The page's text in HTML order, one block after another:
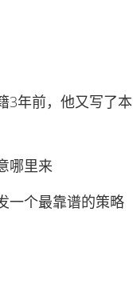
年前，他又写了本
哪里来
个最靠谱的策略